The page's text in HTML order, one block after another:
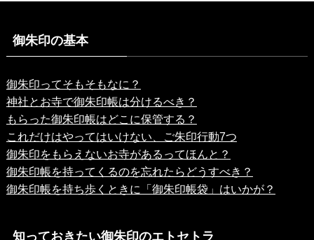
御朱印の基本
御朱印ってそもそもなに？
神社とお寺で御朱印帳は分けるべき？
もらった御朱印帳はどこに保管する？
これだけはやってはいけない、ご朱印行動7つ
御朱印をもらえないお寺があるってほんと？
御朱印帳を持ってくるのを忘れたらどうすべき？
御朱印帳を持ち歩くときに「御朱印帳袋」はいかが？
知っておきたい御朱印のエトセトラ